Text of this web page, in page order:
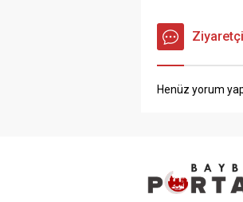
Henüz yorum